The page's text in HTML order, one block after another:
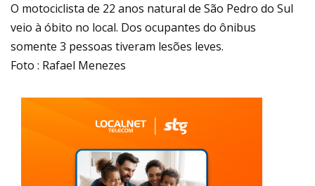
O motociclista de 22 anos natural de São Pedro do Sul
veio à óbito no local. Dos ocupantes do ônibus
somente 3 pessoas tiveram lesões leves.
Foto : Rafael Menezes